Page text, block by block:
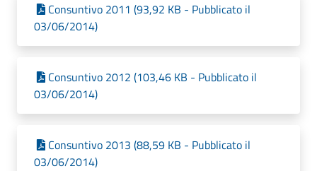
Consuntivo 2011 (93,92 KB - Pubblicato il
03/06/2014)
Consuntivo 2012 (103,46 KB - Pubblicato il
03/06/2014)
Consuntivo 2013 (88,59 KB - Pubblicato il
03/06/2014)